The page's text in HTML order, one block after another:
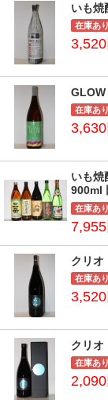
いも
在庫あり
3,520
在庫あり
3,630
いも焼
900ml
在庫あり
クリ
在庫あり
3,520
クリ
在庫あり
2,090